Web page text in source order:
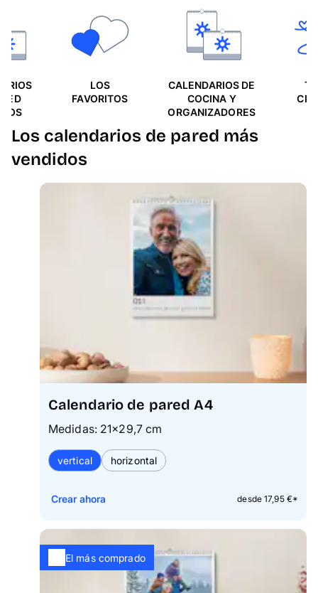
LOS
FAVORITOS
CALENDARIOS DE
COCINA Y
ORGANIZADORES
Los calendarios de pared más
vendidos
Calendario de pared A4
Medidas: 21×29,7 cm
vertical horizontal
desde 17,95 €*
Crear ahora
El más comprado